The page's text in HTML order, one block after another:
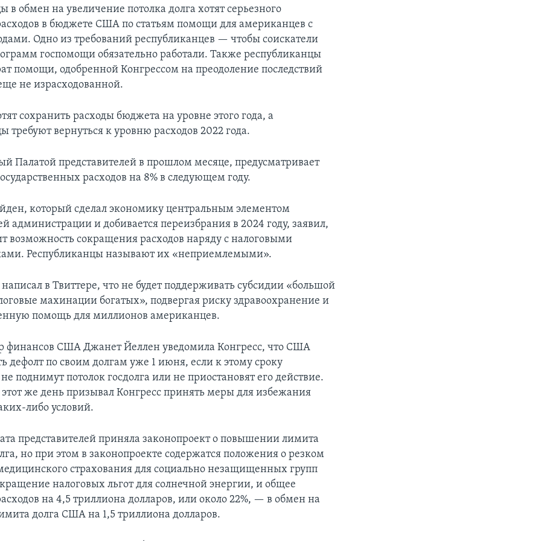
в обмен на увеличение потолка долга хотят серьезного
в бюджете США по статьям помощи для американцев с
Одно из требований республиканцев — чтобы соискатели
госпомощи обязательно работали. Также республиканцы
помощи, одобренной Конгрессом на преодоление последствий
не израсходованной.
сохранить расходы бюджета на уровне этого года, а
требуют вернуться к уровню расходов 2022 года.
Палатой представителей в прошлом месяце, предусматривает
расходов на 8% в следующем году.
который сделал экономику центральным элементом
администрации и добивается переизбрания в 2024 году, заявил,
возможность сокращения расходов наряду с налоговыми
Республиканцы называют их «неприемлемыми».
в Твиттере, что не будет поддерживать субсидии «большой
махинации богатых», подвергая риску здравоохранение и
помощь для миллионов американцев.
финансов США Джанет Йеллен уведомила Конгресс, что США
дефолт по своим долгам уже 1 июня, если к этому сроку
поднимут потолок госдолга или не приостановят его действие.
же день призывал Конгресс принять меры для избежания
либо условий.
представителей приняла законопроект о повышении лимита
но при этом в законопроекте содержатся положения о резком
страхования для социально незащищенных групп
налоговых льгот для солнечной энергии, и общее
на 4,5 триллиона долларов, или около 22%, — в обмен на
долга США на 1,5 триллиона долларов.